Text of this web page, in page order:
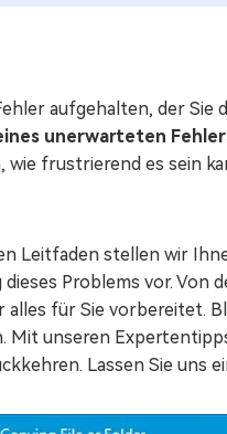
aufgehalten, der
unerwarteten
frustrierend es sein
Leitfaden stellen wir
Problems vor.
für Sie vorbereitet.
Mit unseren
Lassen Sie uns